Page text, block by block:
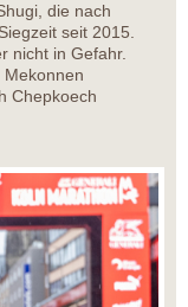
die nach
seit 2015.
nicht in Gefahr.
Chepkoech